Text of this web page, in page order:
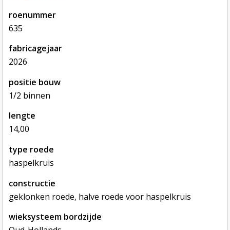
roenummer
635
fabricagejaar
2026
positie bouw
1/2 binnen
lengte
14,00
type roede
haspelkruis
constructie
geklonken roede, halve roede voor haspelkruis
wieksysteem bordzijde